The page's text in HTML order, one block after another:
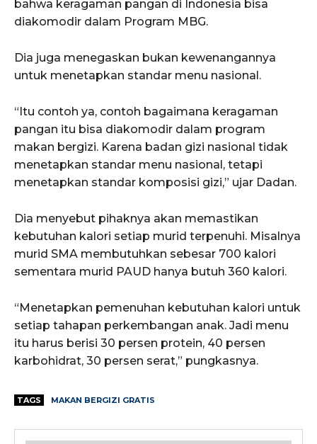
bahwa keragaman pangan di Indonesia bisa
diakomodir dalam Program MBG.
Dia juga menegaskan bukan kewenangannya
untuk menetapkan standar menu nasional.
“Itu contoh ya, contoh bagaimana keragaman
pangan itu bisa diakomodir dalam program
makan bergizi. Karena badan gizi nasional tidak
menetapkan standar menu nasional, tetapi
menetapkan standar komposisi gizi,” ujar Dadan.
Dia menyebut pihaknya akan memastikan
kebutuhan kalori setiap murid terpenuhi. Misalnya
murid SMA membutuhkan sebesar 700 kalori
sementara murid PAUD hanya butuh 360 kalori.
“Menetapkan pemenuhan kebutuhan kalori untuk
setiap tahapan perkembangan anak. Jadi menu
itu harus berisi 30 persen protein, 40 persen
karbohidrat, 30 persen serat,” pungkasnya.
TAGS MAKAN BERGIZI GRATIS